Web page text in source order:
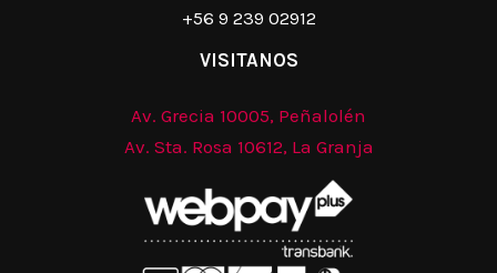
+56 9 239 02912
VISITANOS
Av. Grecia 10005, Peñalolén
Av. Sta. Rosa 10612, La Granja